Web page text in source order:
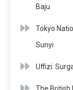
Baju
Tokyo
Sunyi
Uffizi: